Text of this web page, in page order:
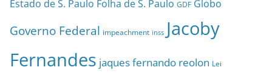
Estado de S. Paulo Folha de S. Paulo GDF Globo
Governo Federal impeachment inss Jacoby
Fernandes jaques fernando reolon Lei